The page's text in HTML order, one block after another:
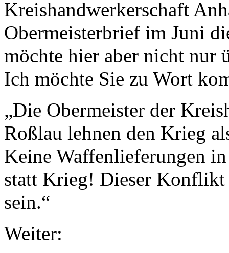
Kreishandwerkerschaft
Obermeisterbrief im Juni
möchte hier aber nicht nur
Ich möchte Sie zu Wort
„Die Obermeister der
Roßlau lehnen den Krieg
Keine Waffenlieferungen
statt Krieg! Dieser
sein.“
Weiter: